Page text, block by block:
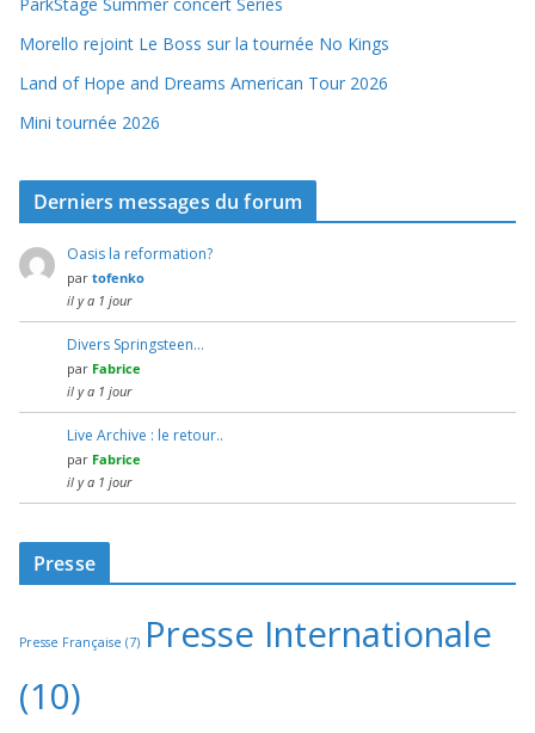
ParkStage Summer concert Series
Morello rejoint Le Boss sur la tournée No Kings
Land of Hope and Dreams American Tour 2026
Mini tournée 2026
Derniers messages du forum
Oasis la reformation?
par tofenko
il y a 1 jour
Divers Springsteen…
par Fabrice
il y a 1 jour
Live Archive : le retour..
par Fabrice
il y a 1 jour
Presse
Presse Française (7) Presse Internationale
(10)